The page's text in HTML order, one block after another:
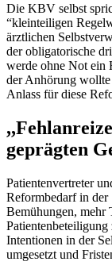
Die KBV selbst
“kleinteiligen
ärztlichen
der obligatorische
werde ohne Not ein
der Anhörung
Anlass für diese
geprägten
Patientenvertreter
Reformbedarf in der
Bemühungen, mehr
Patientenbeteiligung
Intentionen in der
umgesetzt und